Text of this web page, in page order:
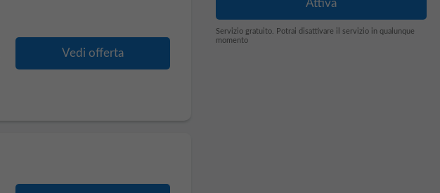
Vedi offerta
Servizio gratuito. Potrai disattivare il servizio in qualunque
momento